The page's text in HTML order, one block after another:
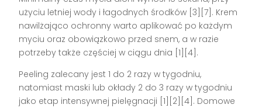
użyciu letniej wody i łagodnych środków [3][7]. Krem
nawilżająco ochronny warto aplikować po każdym
myciu oraz obowiązkowo przed snem, a w razie
potrzeby także częściej w ciągu dnia [1][4].
Peeling zalecany jest 1 do 2 razy w tygodniu,
natomiast maski lub okłady 2 do 3 razy w tygodniu
jako etap intensywnej pielęgnacji [1][2][4]. Domowe